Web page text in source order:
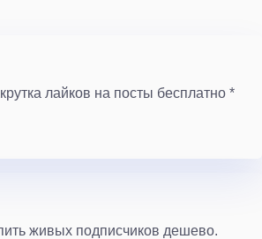
лайков на посты бесплатно *
живых подписчиков дешево.